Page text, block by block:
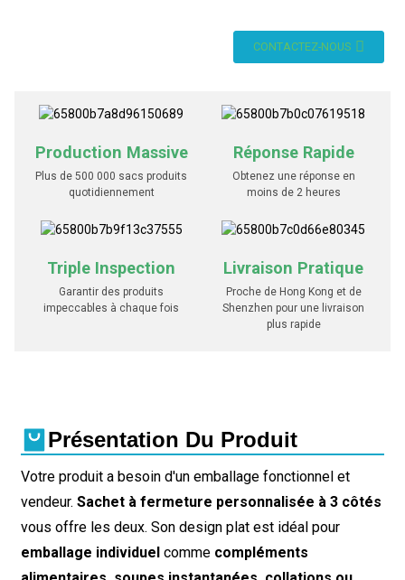
CONTACTEZ-NOUS
Production Massive
Plus de 500 000 sacs produits
quotidiennement
Réponse Rapide
Obtenez une réponse en
moins de 2 heures
Triple Inspection
Garantir des produits
impeccables à chaque fois
Livraison Pratique
Proche de Hong Kong et de
Shenzhen pour une livraison
plus rapide
Présentation Du Produit
Votre produit a besoin d'un emballage fonctionnel et
vendeur. Sachet à fermeture personnalisée à 3 côtés
vous offre les deux. Son design plat est idéal pour
emballage individuelcomme compléments